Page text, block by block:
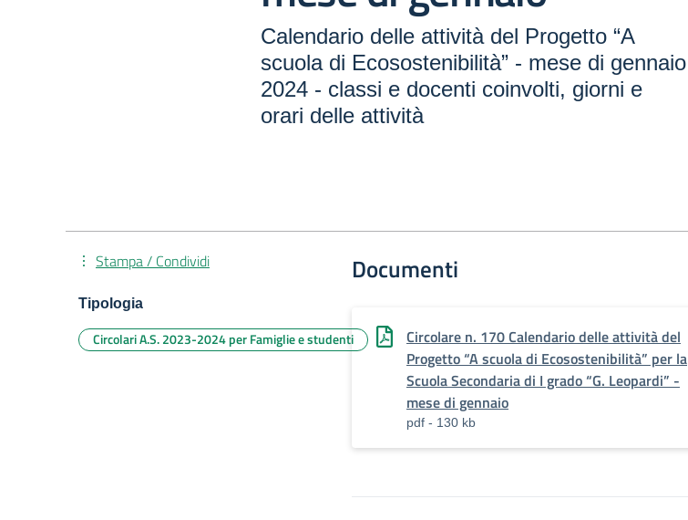
Calendario delle attività del Progetto “A
scuola di Ecosostenibilità” - mese di gennaio
2024 - classi e docenti coinvolti, giorni e
orari delle attività
Documenti
Circolare n. 170 Calendario delle attività del
Progetto “A scuola di Ecosostenibilità” per la
Scuola Secondaria di I grado “G. Leopardi” -
mese di gennaio
pdf - 130 kb
Stampa / Condividi
Tipologia
Circolari A.S. 2023-2024 per Famiglie e studenti